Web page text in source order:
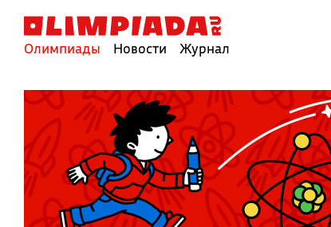
Олимпиады Новости Журнал